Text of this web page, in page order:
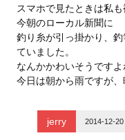
スマホで見たときは私
今朝のローカル新聞に
釣り糸が引っ掛かり、
ていました。
なんかかわいそうですよ
今日は朝から雨ですが、
jerry 2014-12-